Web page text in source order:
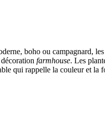
boho ou campagnard,
farmhouse. Les
qui rappelle la couleur et la